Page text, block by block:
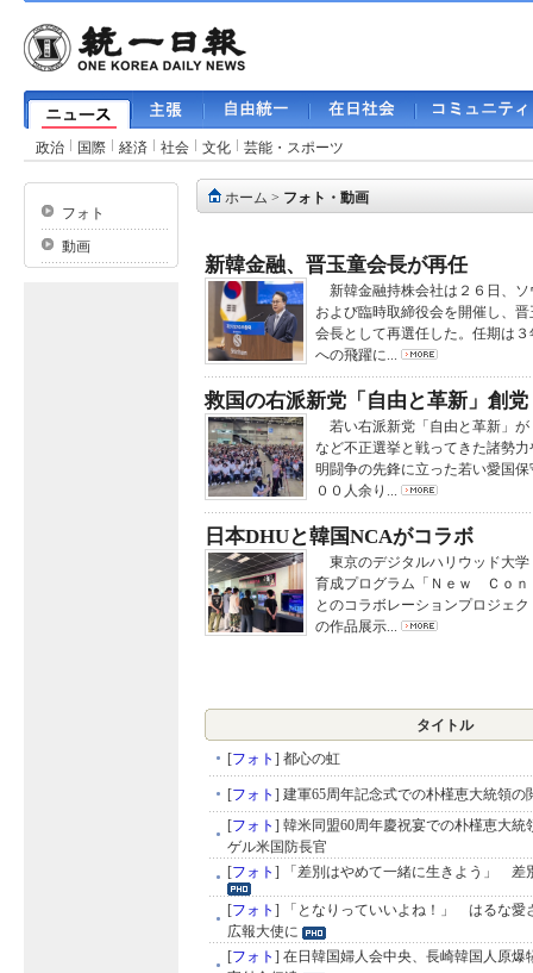
政治 国際 経済 社会 文化 芸能・スポーツ
フォト
動画
ホーム > フォト・動画
新韓金融、晋玉童会長が再任
新韓金融持株会社は２６日、
および臨時取締役会を開催し、
会長として再選任した。任期は
への飛躍に...
救国の右派新党「自由と革新」創党
若い右派新党「自由と革新」
など不正選挙と戦ってきた諸勢
明闘争の先鋒に立った若い愛国
００人余り...
日本DHUと韓国NCAがコラボ
東京のデジタルハリウッド大
育成プログラム「Ｎｅｗ Ｃｏ
とのコラボレーションプロジェ
の作品展示...
タイトル
[フォト ] 都心の虹
[フォト ] 建軍65周年記念式での朴槿恵大統領の
[フォト ] 韓米同盟60周年慶祝宴での朴槿恵大統
ゲル米国防長官
[フォト ] 「差別はやめて一緒に生きよう」 差
[フォト ] 「となりっていいよね！」 はるな愛
広報大使に
[フォト ] 在日韓国婦人会中央、長崎韓国人原爆